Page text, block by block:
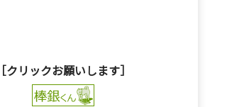
［クリックお願いします］